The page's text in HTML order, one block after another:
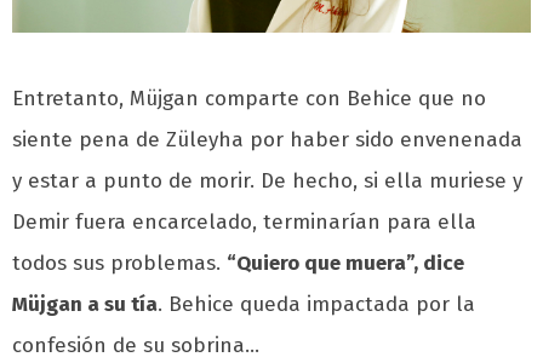
Entretanto, Müjgan comparte con Behice que no
siente pena de Züleyha por haber sido envenenada
y estar a punto de morir. De hecho, si ella muriese y
Demir fuera encarcelado, terminarían para ella
todos sus problemas. “Quiero que muera”, dice
Müjgan a su tía. Behice queda impactada por la
confesión de su sobrina…